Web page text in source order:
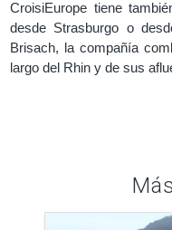
CroisiEurope tiene
desde Strasburgo o
Brisach, la compañía
largo del Rhin y de sus